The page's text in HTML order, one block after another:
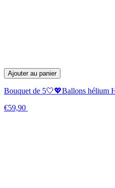
Ajouter au panier
Bouquet de 5🤍💖Ballons hélium
€59,90